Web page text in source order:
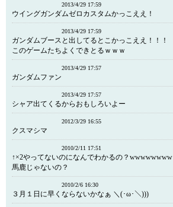
2013/4/29 17:59
ウイングガンダムゼロカスタムかっこええ！
2013/4/29 17:59
ガンダムブースと出してるとこかっこええ！！！
このゲームたちよくできとるｗｗｗ
2013/4/29 17:57
ガンダムファン
2013/4/29 17:57
シャア出てくるからおもしろいよー
2012/3/29 16:55
クスマシマ
2010/2/11 17:51
↑×2やってないのになんでわかるの？wwwwwwww
馬鹿じゃないの？
2010/2/6 16:30
３月１日に早くならないかなぁ ＼(･ω･＼)))